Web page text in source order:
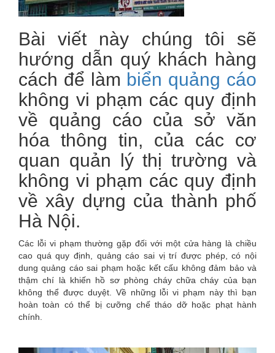
Bài viết này chúng tôi sẽ
hướng dẫn quý khách hàng
cách để làm biển quảng cáo
không vi phạm các quy định
về quảng cáo của sở văn
hóa thông tin, của các cơ
quan quản lý thị trường và
không vi phạm các quy định
về xây dựng của thành phố
Hà Nội.
Các lỗi vi phạm thường gặp đối với một cửa hàng là chiều
cao quá quy định, quảng cáo sai vị trí được phép, có nội
dung quảng cáo sai phạm hoặc kết cấu không đảm bảo và
thậm chí là khiến hồ sơ phòng cháy chữa cháy của bạn
không thể được duyệt. Về những lỗi vi phạm này thì bạn
hoàn toàn có thể bị cưỡng chế tháo dỡ hoặc phạt hành
chính.